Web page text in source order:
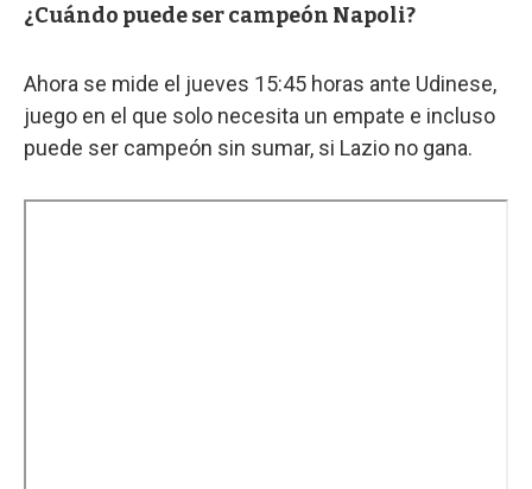
¿Cuándo puede ser campeón Napoli?
Ahora se mide el jueves 15:45 horas ante Udinese,
juego en el que solo necesita un empate e incluso
puede ser campeón sin sumar, si Lazio no gana.